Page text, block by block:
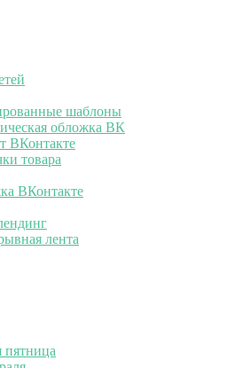
шаблоны
обложка ВК
ВКонтакте
товара
ВКонтакте
лента
пятница